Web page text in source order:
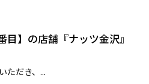
】の店舗『ナッツ金沢』
ただき、...